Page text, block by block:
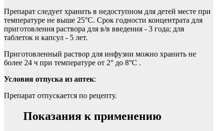
Препарат следует хранить в недоступном для детей месте при
температуре не выше 25°С. Срок годности концентрата для
приготовления раствора для в/в введения - 3 года; для
таблеток и капсул - 5 лет.
Приготовленный раствор для инфузии можно хранить не
более 24 ч при температуре от 2° до 8°С .
Условия отпуска из аптек:
Препарат отпускается по рецепту.
Показания к применению